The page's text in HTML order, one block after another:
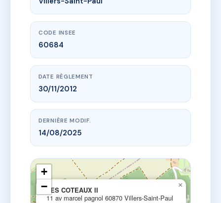
CODE INSEE
60684
DATE RÈGLEMENT
30/11/2012
DERNIÈRE MODIF.
14/08/2025
LES COTEAUX II
11 av marcel pagnol 60870 Villers-Saint-Paul
×
+
−